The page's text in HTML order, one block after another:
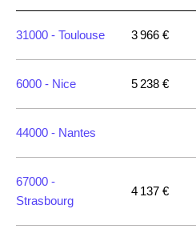
31000 - Toulouse 3 966 €
6000 - Nice 5 238 €
44000 - Nantes
67000 -
Strasbourg
4 137 €